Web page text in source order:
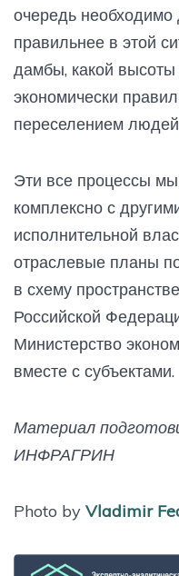
очередь необходимо
правильнее в этой
дамбы, какой
экономически
переселением
Эти все процессы
комплексно с
исполнительной
отраслевые планы
в схему
Российской
Министерство
вместе с субъектами.
Материал
ИНФРАГРИН
Photo by Vladimir